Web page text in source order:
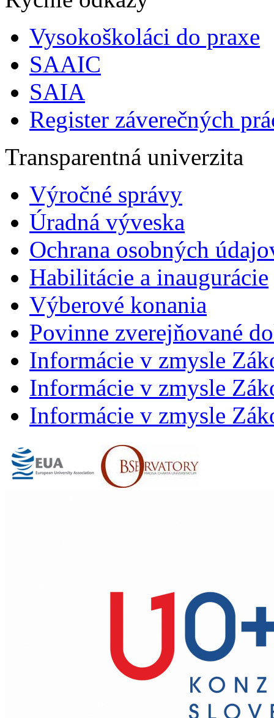
Vysokoškoláci do praxe
SAAIC
SAIA
Register záverečných
Transparentná univerzita
Výročné správy
Úradná výveska
Ochrana osobných
Habilitácie a inaugurácie
Výberové konania
Povinne zverejňované
Informácie v zmysle
Informácie v zmysle
Informácie v zmysle